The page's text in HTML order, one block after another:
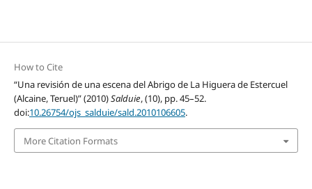
How to Cite
“Una revisión de una escena del Abrigo de La Higuera de Estercuel
(Alcaine, Teruel)” (2010)Salduie, (10), pp. 45–52.
doi:10.26754/ojs_salduie/sald.2010106605.
More Citation Formats